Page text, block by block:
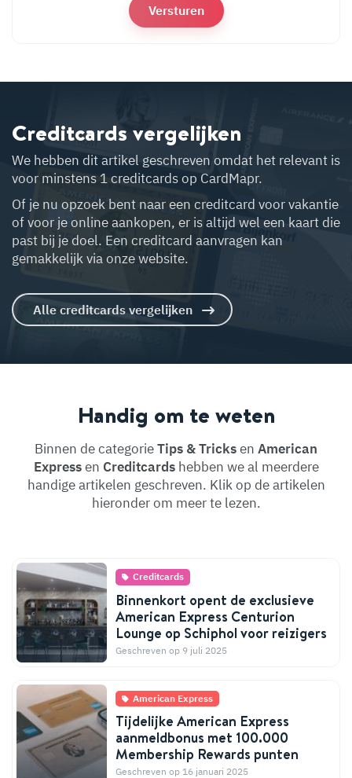
Creditcards vergelijken
We hebben dit artikel geschreven omdat het relevant is
voor minstens 1 creditcards op CardMapr.
Of je nu opzoek bent naar een creditcard voor vakantie
of voor je online aankopen, er is altijd wel een kaart die
past bij je doel. Een creditcard aanvragen kan
gemakkelijk via onze website.
Alle creditcards vergelijken
Handig om te weten
Binnen de categorieTips & Tricksen American
Expressen Creditcardshebben we al meerdere
handige artikelen geschreven. Klik op de artikelen
hieronder om meer te lezen.
Creditcards
Binnenkort opent de exclusieve
American Express Centurion
Lounge op Schiphol voor reizigers
Geschreven op 9 juli 2025
American Express
Tijdelijke American Express
aanmeldbonus met 100.000
Membership Rewards punten
Geschreven op 16 januari 2025